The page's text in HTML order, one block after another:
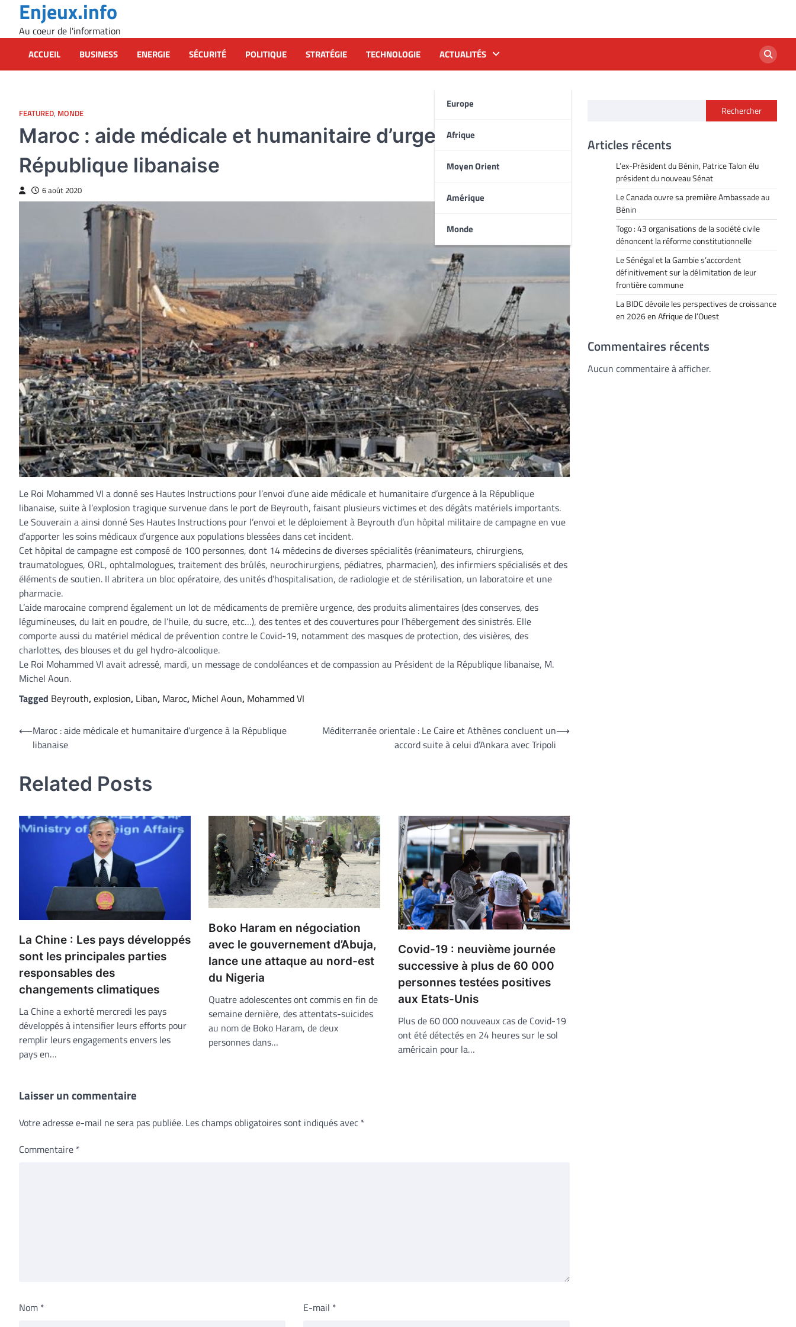
content
Enjeux.info
Au coeur de l'information
ACCUEIL BUSINESS ENERGIE SÉCURITÉ POLITIQUE STRATÉGIE TECHNOLOGIE ACTUALITÉS
Europe
Afrique
Moyen Orient
Amérique
Monde
FEATURED, MONDE
Maroc : aide médicale et humanitaire d’urgence à la
République libanaise
6 août 2020
Le Roi Mohammed VI a donné ses Hautes Instructions pour l’envoi d’une aide médicale et humanitaire d’urgence à la République
libanaise, suite à l’explosion tragique survenue dans le port de Beyrouth, faisant plusieurs victimes et des dégâts matériels importants.
Le Souverain a ainsi donné Ses Hautes Instructions pour l’envoi et le déploiement à Beyrouth d’un hôpital militaire de campagne en vue
d’apporter les soins médicaux d’urgence aux populations blessées dans cet incident.
Cet hôpital de campagne est composé de 100 personnes, dont 14 médecins de diverses spécialités (réanimateurs, chirurgiens,
traumatologues, ORL, ophtalmologues, traitement des brûlés, neurochirurgiens, pédiatres, pharmacien), des infirmiers spécialisés et des
éléments de soutien. Il abritera un bloc opératoire, des unités d’hospitalisation, de radiologie et de stérilisation, un laboratoire et une
pharmacie.
L’aide marocaine comprend également un lot de médicaments de première urgence, des produits alimentaires (des conserves, des
légumineuses, du lait en poudre, de l’huile, du sucre, etc…), des tentes et des couvertures pour l’hébergement des sinistrés. Elle
comporte aussi du matériel médical de prévention contre le Covid-19, notamment des masques de protection, des visières, des
charlottes, des blouses et du gel hydro-alcoolique.
Le Roi Mohammed VI avait adressé, mardi, un message de condoléances et de compassion au Président de la République libanaise, M.
Michel Aoun.
Tagged Beyrouth,explosion, Liban, Maroc, Michel Aoun, Mohammed VI
Navigation
⟵Maroc : aide médicale et humanitaire d’urgence à la République
libanaise
Méditerranée orientale : Le Caire et Athènes concluent un
accord suite à celui d’Ankara avec Tripoli
⟶
Related Posts
La Chine : Les pays développés
sont les principales parties
responsables des
changements climatiques
La Chine a exhorté mercredi les pays
développés à intensifier leurs efforts pour
remplir leurs engagements envers les
pays en…
Boko Haram en négociation
avec le gouvernement d’Abuja,
lance une attaque au nord-est
du Nigeria
Quatre adolescentes ont commis en fin de
semaine dernière, des attentats-suicides
au nom de Boko Haram, de deux
personnes dans…
Covid-19 : neuvième journée
successive à plus de 60 000
personnes testées positives
aux Etats-Unis
Plus de 60 000 nouveaux cas de Covid-19
ont été détectés en 24 heures sur le sol
américain pour la…
Laisser un commentaire
Votre adresse e-mail ne sera pas publiée. Les champs obligatoires sont indiqués avec *
Commentaire *
Nom * E-mail *
Rechercher
Articles récents
L’ex-Président du Bénin, Patrice Talon élu
président du nouveau Sénat
Le Canada ouvre sa première Ambassade au
Bénin
Togo : 43 organisations de la société civile
dénoncent la réforme constitutionnelle
Le Sénégal et la Gambie s’accordent
définitivement sur la délimitation de leur
frontière commune
La BIDC dévoile les perspectives de croissance
en 2026 en Afrique de l’Ouest
Commentaires récents
Aucun commentaire à afficher.